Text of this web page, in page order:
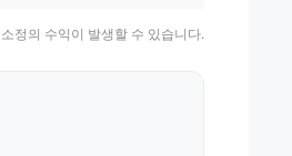
정의 수익이 발생할 수 있습니다.